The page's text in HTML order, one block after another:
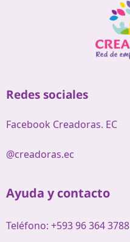
Redes sociales
Facebook Creadoras. EC
@creadoras.ec
Ayuda y contacto
Teléfono: +593 96 364 3788